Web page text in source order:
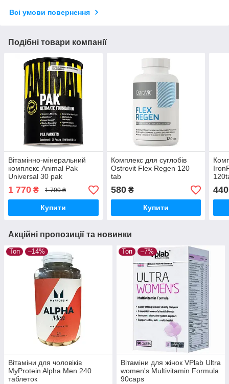
Всі умови повернення
Подібні товари компанії
Вітамінно-мінеральний
комплекс Animal Pak
Universal 30 pak
1 770 ₴ 1 790 ₴
Купити
Комплекс для суглобів
Ostrovit Flex Regen 120
tab
580₴
Купити
440
Акційні пропозиції та новинки
Топ –14%
Вітаміни для чоловіків
MyProtein Alpha Men 240
таблеток
Топ –7%
Вітаміни для жінок VPlab Ultra
women's Multivitamin Formula
90caps